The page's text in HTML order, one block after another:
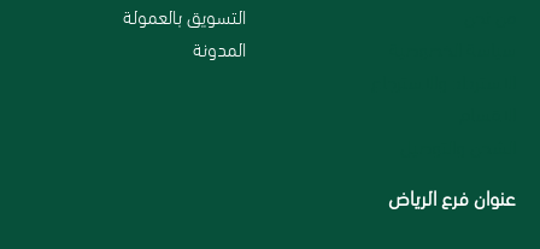
التسويق بالعمولة
المدونة
عنوان فرع الرياض